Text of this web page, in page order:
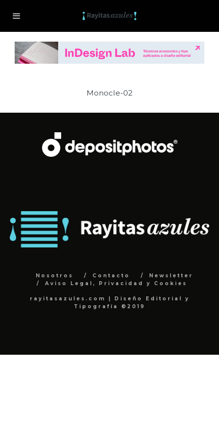
Monocle-02
Nosotros Contacto
Newsletter
Aviso Legal, Privacidad y Cookies
rayitasazules.com | Diseño Editorial y
Tipografía ©2019